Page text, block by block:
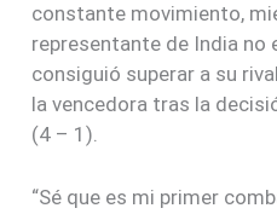
constante movimiento,
representante de India no
consiguió superar a su
la vencedora tras la
(4 – 1).
“Sé que es mi primer